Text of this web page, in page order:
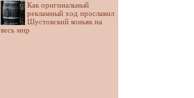
Как оригинальный
рекламный ход прославил
Шустовский коньяк на
весь мир